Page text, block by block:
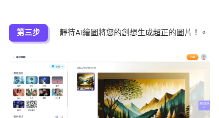
第三步 靜待AI繪圖將您的創想生成超正的圖片！。